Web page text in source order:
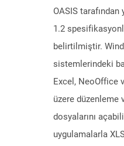
OASIS tarafından
1.2
belirtilmiştir.
sistemlerindeki
Excel, NeoOffice
üzere düzenleme
dosyalarını
uygulamalarla